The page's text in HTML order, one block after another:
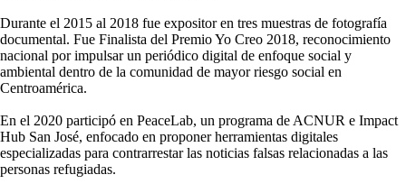
Durante el 2015 al 2018 fue expositor en tres muestras de fotografía
documental. Fue Finalista del Premio Yo Creo 2018, reconocimiento
nacional por impulsar un periódico digital de enfoque social y
ambiental dentro de la comunidad de mayor riesgo social en
Centroamérica.
En el 2020 participó en PeaceLab, un programa de ACNUR e Impact
Hub San José, enfocado en proponer herramientas digitales
especializadas para contrarrestar las noticias falsas relacionadas a las
personas refugiadas.